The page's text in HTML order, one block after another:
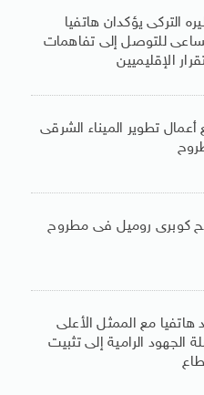
التركى يؤكدان هاتفيا
للتوصل إلى تفاهمات
الإقليميين
أعمال تطوير الميناء الشرقى
كوبرى روميل فى مطروح
هاتفيا مع الممثل الأعلى
الجهود الرامية إلى تثبيت